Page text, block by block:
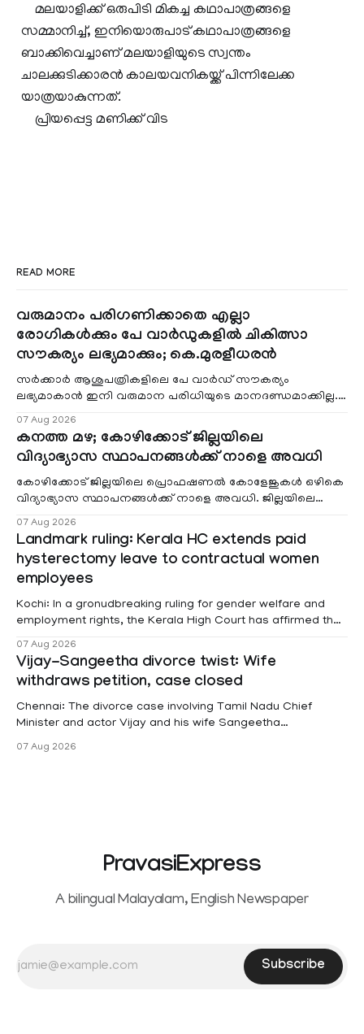
മലയാളിക്ക് ഒരുപിടി മികച്ച കഥാപാത്രങ്ങളെ
സമ്മാനിച്ച്, ഇനിയൊരുപാട് കഥാപാത്രങ്ങളെ
ബാക്കിവെച്ചാണ് മലയാളിയുടെ സ്വന്തം
ചാലക്കുടിക്കാരന്‍ കാലയവനികയ്ക്ക് പിന്നിലേക്ക
യാത്രയാകുന്നത്.
പ്രിയപ്പെട്ട മണിക്ക് വിട
READ MORE
വരുമാനം പരിഗണിക്കാതെ എല്ലാ
രോഗികൾക്കും പേ വാർഡുകളിൽ ചികിത്സാ
സൗകര്യം ലഭ്യമാക്കും; കെ.മുരളീധരൻ
സർക്കാർ ആശുപത്രികളിലെ പേ വാർഡ് സൗകര്യം
ലഭ്യമാകാൻ ഇനി വരുമാന പരിധിയുടെ മാനദണ്ഡമാക്കില്ല.
07 Aug 2026
കനത്ത മഴ; കോഴിക്കോട് ജില്ലയിലെ
വിദ്യാഭ്യാസ സ്ഥാപനങ്ങൾക്ക് നാളെ അവധി
കോഴിക്കോട് ജില്ലയിലെ പ്രൊഫഷണൽ കോളേജുകൾ ഒഴികെ
വിദ്യാഭ്യാസ സ്ഥാപനങ്ങൾക്ക് നാളെ അവധി. ജില്ലയിലെ
07 Aug 2026
Landmark ruling: Kerala HC extends paid
hysterectomy leave to contractual women
employees
Kochi: In a gronudbreaking ruling for gender welfare and
employment rights, the Kerala High Court has affirmed that
projects are eligible for paid medical leave following
hysterectomy surgery under the Kerala Service Rules
(KSR). The court noted that since essential benefits like
maternity
07 Aug 2026
Vijay-Sangeetha divorce twist: Wife
withdraws petition, case closed
Chennai: The divorce case involving Tamil Nadu Chief
Minister and actor Vijay and his wife Sangeetha
Sowrnalingam has taken a new turn after Sangeetha
07 Aug 2026
PravasiExpress
A bilingual Malayalam, English Newspaper
Subscribe